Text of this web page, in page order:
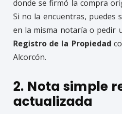
donde se firmó la compra
Si no la encuentras, puedes
en la misma notaría o pedir
Registro de la Propiedad
Alcorcón.
2. Nota simple
actualizada